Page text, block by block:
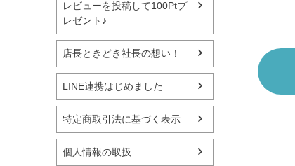
レビューを投稿して100Ptプ
レゼント♪
店長ときどき社長の想い！
LINE連携はじめました
特定商取引法に基づく表示
個人情報の取扱